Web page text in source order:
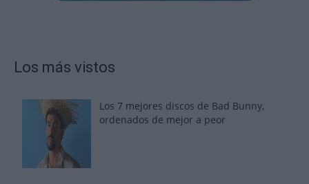
Los más vistos
Los 7 mejores discos de Bad Bunny,
ordenados de mejor a peor